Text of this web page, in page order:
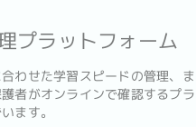
プラットフォーム
わせた学習スピードの管理、
者がオンラインで確認するプ
ます。